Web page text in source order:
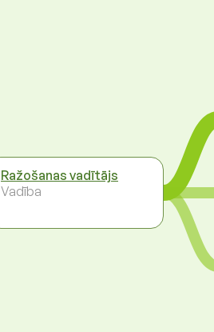
Ražošanas vadītājs
Vadība